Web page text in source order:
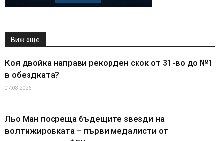
Виж още
Коя двойка направи рекорден скок от 31-во до №1
в обездката?
07.08.2026
Льо Ман посреща бъдещите звезди на
волтижировката – първи медалисти от